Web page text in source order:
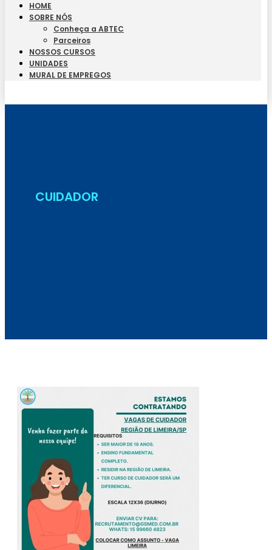
HOME
SOBRE NÓS
Conheça a ABTEC
Parceiros
NOSSOS CURSOS
UNIDADES
MURAL DE EMPREGOS
CUIDADOR